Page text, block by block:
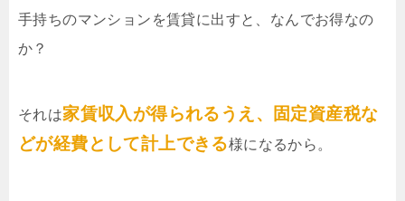
手持ちのマンションを賃貸に出すと、なんでお得なの
か？
それは家賃収入が得られるうえ、固定資産税な
どが経費として計上できる様になるから。